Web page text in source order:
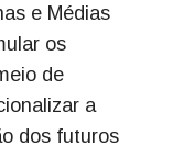
e Médias
os
de
a
dos futuros